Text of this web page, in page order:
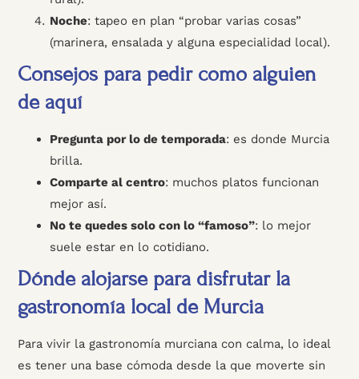
Noche: tapeo en plan “probar varias cosas”
(marinera, ensalada y alguna especialidad local).
Consejos para pedir como alguien
de aquí
Pregunta por lo de temporada: es donde Murcia
brilla.
Comparte al centro: muchos platos funcionan
mejor así.
No te quedes solo con lo “famoso”: lo mejor
suele estar en lo cotidiano.
Dónde alojarse para disfrutar la
gastronomía local de Murcia
Para vivir la gastronomía murciana con calma, lo ideal
es tener una base cómoda desde la que moverte sin